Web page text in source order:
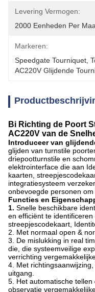
Levering Vermogen:
2000 Eenheden Per
Markeren:
Speedgate Tourniquet
AC220V Glijdende
Bi Richting de Poort
AC220V van de
Introduceer van
glijden van turnstile
driepootturnstile en
elektrointerface die aan
kaarten,
integratiesysteem
onbevoegde personen
Functies en
1. Snelle beschikbare
en efficiënt te identificeren
streepjescodekaart,
2. Met normaal open &
3. De mislukking in real
die, die systeemveilige
verrichting
4. Met
uitgang.
5. Het automatische
observatie